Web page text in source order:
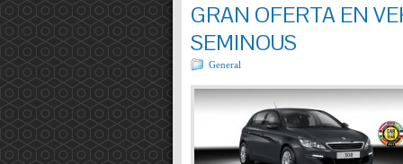
GRAN OFERTA EN
SEMINOUS
General